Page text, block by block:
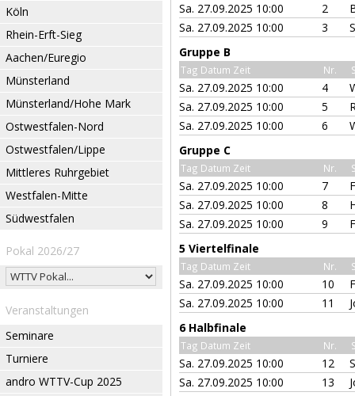
Köln
Rhein-Erft-Sieg
Aachen/Euregio
Münsterland
Münsterland/Hohe Mark
Ostwestfalen-Nord
Ostwestfalen/Lippe
Mittleres Ruhrgebiet
Westfalen-Mitte
Südwestfalen
Pokal 2026/27
Veranstaltungen
Seminare
Turniere
andro WTTV-Cup 2025
Sa. 27.09.2025 10:00
2
Sa. 27.09.2025 10:00
3
Gruppe B
Tag Datum Zeit Nr.
Sa. 27.09.2025 10:00 4
Sa. 27.09.2025 10:00
5
Sa. 27.09.2025 10:00
6
Gruppe C
Tag Datum Zeit Nr.
Sa. 27.09.2025 10:00 7
Sa. 27.09.2025 10:00
8
Sa. 27.09.2025 10:00
9
5 Viertelfinale
Tag Datum Zeit Nr.
Sa. 27.09.2025 10:00 10
Sa. 27.09.2025 10:00
11
6 Halbfinale
Tag Datum Zeit Nr.
Sa. 27.09.2025 10:00 12
Sa. 27.09.2025 10:00
13